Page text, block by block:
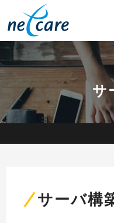
サ
サーバ構